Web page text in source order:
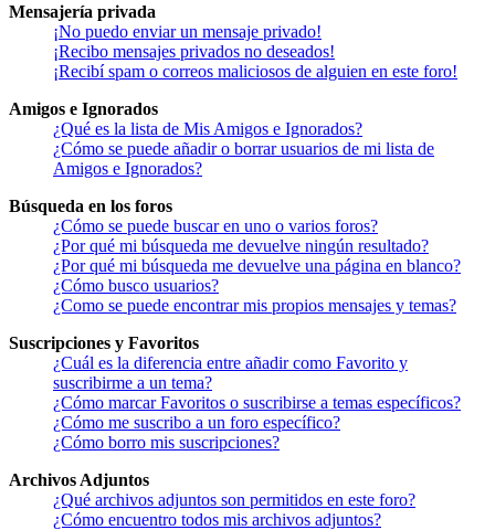
Mensajería privada
¡No puedo enviar un mensaje privado!
¡Recibo mensajes privados no deseados!
¡Recibí spam o correos maliciosos de alguien en este foro!
Amigos e Ignorados
¿Qué es la lista de Mis Amigos e Ignorados?
¿Cómo se puede añadir o borrar usuarios de mi lista de
Amigos e Ignorados?
Búsqueda en los foros
¿Cómo se puede buscar en uno o varios foros?
¿Por qué mi búsqueda me devuelve ningún resultado?
¿Por qué mi búsqueda me devuelve una página en blanco?
¿Cómo busco usuarios?
¿Como se puede encontrar mis propios mensajes y temas?
Suscripciones y Favoritos
¿Cuál es la diferencia entre añadir como Favorito y
suscribirme a un tema?
¿Cómo marcar Favoritos o suscribirse a temas específicos?
¿Cómo me suscribo a un foro específico?
¿Cómo borro mis suscripciones?
Archivos Adjuntos
¿Qué archivos adjuntos son permitidos en este foro?
¿Cómo encuentro todos mis archivos adjuntos?